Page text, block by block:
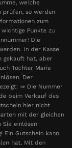
welche
prüfen, so werden
zum
wichtige Punkte zu
Die
In der Kasse
gekauft hat, aber
Tochter Marie
Der
⇒ Die Nummer
beim Verkauf des
hier nicht
mit der gleichen
Sie einlösen
Ein Gutschein kann
hat. Mit den